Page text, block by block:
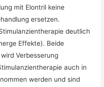
mit Elontril keine
ersetzen.
deutlich
Effekte). Beide
Verbesserung
auch in
werden und sind